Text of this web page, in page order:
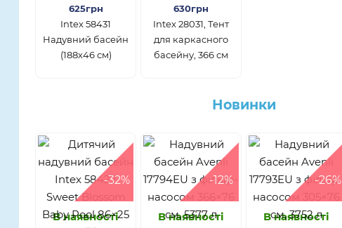
625грн
Intex 58431
Надувний басейн
(188х46 см)
630грн
Intex 28031, Тент
для каркасного
басейну, 366 см
Новинки
-32%
В наявності
-12%
В наявності
-26%
В наявності